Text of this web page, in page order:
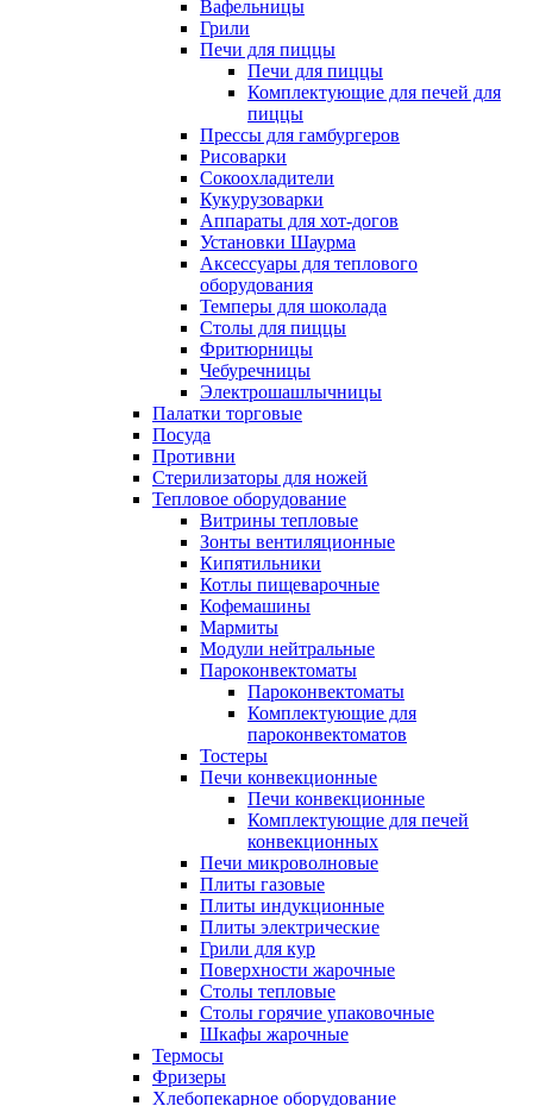
Вафельницы
Грили
Печи для пиццы
Печи для пиццы
Комплектующие для печей для
пиццы
Прессы для гамбургеров
Рисоварки
Сокоохладители
Кукурузоварки
Аппараты для хот-догов
Установки Шаурма
Аксессуары для теплового
оборудования
Темперы для шоколада
Столы для пиццы
Фритюрницы
Чебуречницы
Электрошашлычницы
Палатки торговые
Посуда
Противни
Стерилизаторы для ножей
Тепловое оборудование
Витрины тепловые
Зонты вентиляционные
Кипятильники
Котлы пищеварочные
Кофемашины
Мармиты
Модули нейтральные
Пароконвектоматы
Пароконвектоматы
Комплектующие для
пароконвектоматов
Тостеры
Печи конвекционные
Печи конвекционные
Комплектующие для печей
конвекционных
Печи микроволновые
Плиты газовые
Плиты индукционные
Плиты электрические
Грили для кур
Поверхности жарочные
Столы тепловые
Столы горячие упаковочные
Шкафы жарочные
Термосы
Фризеры
Хлебопекарное оборудование